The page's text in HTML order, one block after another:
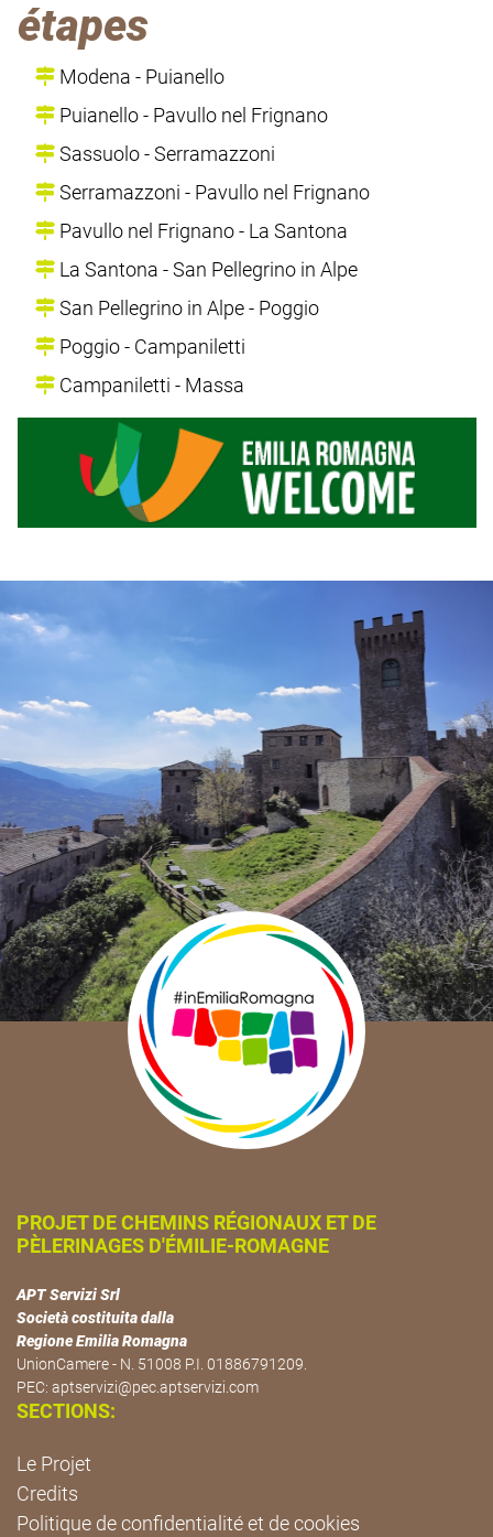
étapes
Modena - Puianello
Puianello - Pavullo nel Frignano
Sassuolo - Serramazzoni
Serramazzoni - Pavullo nel Frignano
Pavullo nel Frignano - La Santona
La Santona - San Pellegrino in Alpe
San Pellegrino in Alpe - Poggio
Poggio - Campaniletti
Campaniletti - Massa
PROJET DE CHEMINS RÉGIONAUX ET DE
PÈLERINAGES D'ÉMILIE-ROMAGNE
APT Servizi Srl
Società costituita dalla
Regione Emilia Romagna
UnionCamere - N. 51008 P.I. 01886791209.
PEC: aptservizi@pec.aptservizi.com
SECTIONS:
Le Projet
Credits
Politique de confidentialité et de cookies